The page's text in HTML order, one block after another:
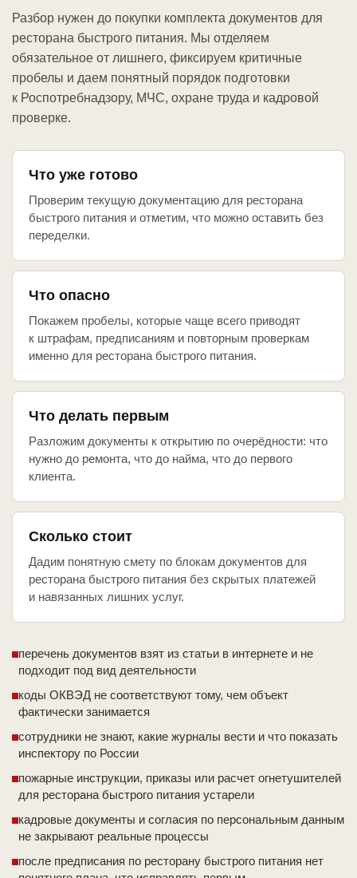
Разбор нужен до покупки комплекта документов для
ресторана быстрого питания. Мы отделяем
обязательное от лишнего, фиксируем критичные
пробелы и даем понятный порядок подготовки
к Роспотребнадзору, МЧС, охране труда и кадровой
проверке.
Что уже готово
Проверим текущую документацию для ресторана
быстрого питания и отметим, что можно оставить без
переделки.
Что опасно
Покажем пробелы, которые чаще всего приводят
к штрафам, предписаниям и повторным проверкам
именно для ресторана быстрого питания.
Что делать первым
Разложим документы к открытию по очерёдности: что
нужно до ремонта, что до найма, что до первого
клиента.
Сколько стоит
Дадим понятную смету по блокам документов для
ресторана быстрого питания без скрытых платежей
и навязанных лишних услуг.
перечень документов взят из статьи в интернете и не
подходит под вид деятельности
коды ОКВЭД не соответствуют тому, чем объект
фактически занимается
сотрудники не знают, какие журналы вести и что показать
инспектору по России
пожарные инструкции, приказы или расчет огнетушителей
для ресторана быстрого питания устарели
кадровые документы и согласия по персональным данным
не закрывают реальные процессы
после предписания по ресторану быстрого питания нет